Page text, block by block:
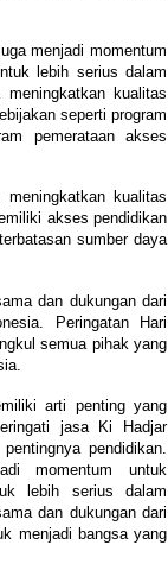
menjadi momentum
lebih serius dalam
kualitas
seperti program
pemerataan akses
kualitas
akses pendidikan
sumber daya
dan dukungan dari
Peringatan Hari
semua pihak yang
arti penting yang
jasa Ki Hadjar
pendidikan.
momentum untuk
lebih serius dalam
dan dukungan dari
menjadi bangsa yang